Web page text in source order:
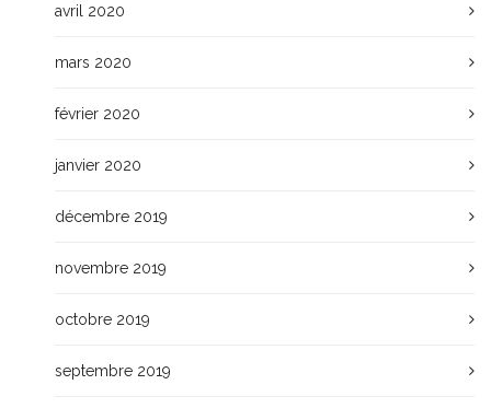
avril 2020
mars 2020
février 2020
janvier 2020
décembre 2019
novembre 2019
octobre 2019
septembre 2019